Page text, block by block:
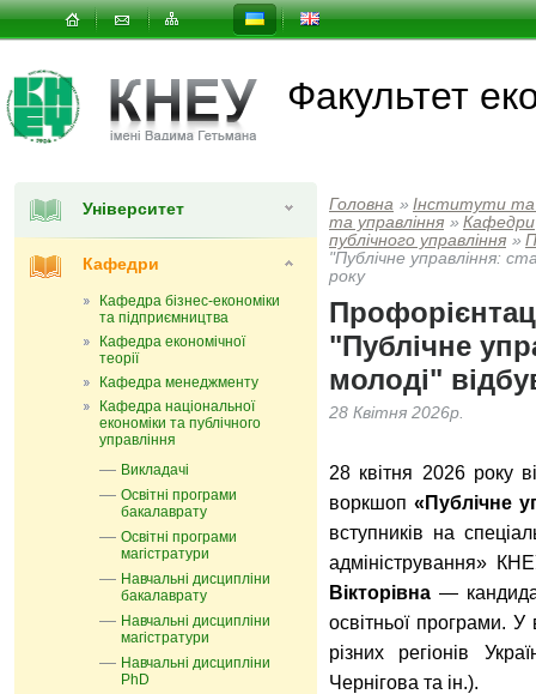
Факультет
Університет
Кафедри
Кафедра бізнес-економіки
та підприємництва
Кафедра економічної
теорії
Кафедра менеджменту
Кафедра національної
економіки та публічного
управління
Викладачі
Освітні програми
бакалаврату
Освітні програми
магістратури
Навчальні дисципліни
бакалаврату
Навчальні дисципліни
магістратури
Навчальні дисципліни
PhD
Головна » Інститути
та управлiння » Кафедри
публічного управління »
"Публічне управління:
року
"Публічне
молоді"
28 Квітня 2026р.
28 квітня 2026 року
воркшоп «Публічне
вступників на
адміністрування»
Вікторівна —
освітньої програми. У
різних регіонів
Чернігова та ін.).